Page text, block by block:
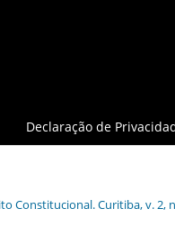
Declaração de
Constitucional. Curitiba, v. 2,